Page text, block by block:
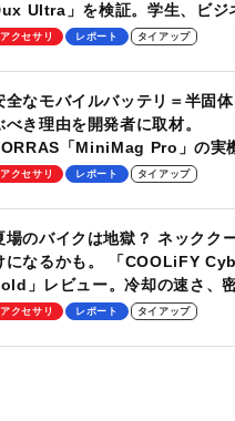
Ultra」を検証。学生、ビジ
モバイルユースに最適！
アクセサリ レポート タイアップ
全なモバイルバッテリ＝半固
べき理由を開発者に取材。
「MiniMag Pro」の実
も
アクセサリ レポート タイアップ
場のバイクは地獄？ ネックク
になるかも。 「COOLiFY
」レビュー。冷却の速さ、
プレート、シンプルな操作性が
アクセサリ レポート タイアップ